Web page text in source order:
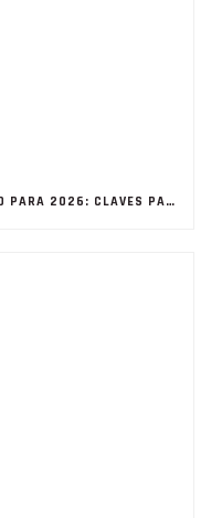
5 TENDENCIAS EN CIBERSEGURIDAD PARA 2026: CLAVES PARA PROTEGER TU EMPRESA ESTE AÑO